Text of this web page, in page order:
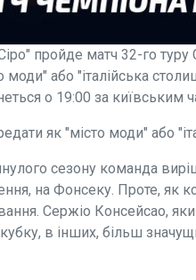
пройде матч 32-го туру
моди" або "італійська
о 19:00 за київським
як "місто моди" або
сезону команда
на Фонсеку. Проте, як
Сержіо Консейсао,
в інших, більш